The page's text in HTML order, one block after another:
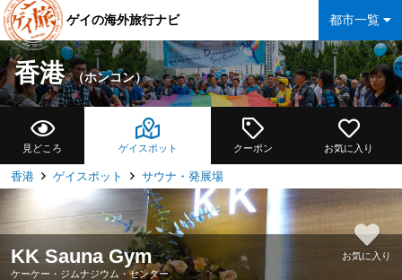
都市一覧
ゲイの海外旅行ナビ
香港（ホンコン）
見どころ ゲイスポット クーポン お気に入り
香港 ゲイスポット サウナ・発展場
KK Sauna Gym
ケーケー・ジムナジウム・センター
お気に入り